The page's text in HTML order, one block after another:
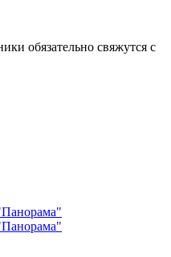
обязательно свяжутся с